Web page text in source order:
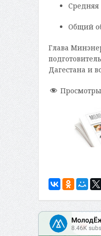
Средняя
Общий
Глава
Дагестана и